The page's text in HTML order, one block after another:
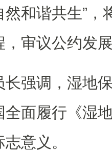
和谐共生”，
，审议公约发
长强调，湿地
全面履行《湿
意义。